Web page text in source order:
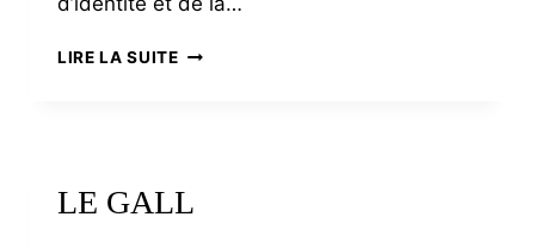
LIRE LA SUITEERROYAUX
LE GALL